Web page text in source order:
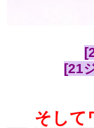
[21
そして